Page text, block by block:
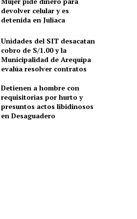
devolver celular y es
detenida en Juliaca
Unidades del SIT desacatan
cobro de S/1.00 y la
Municipalidad de Arequipa
evalúa resolver contratos
Detienen a hombre con
requisitorias por hurto y
presuntos actos libidinosos
en Desaguadero